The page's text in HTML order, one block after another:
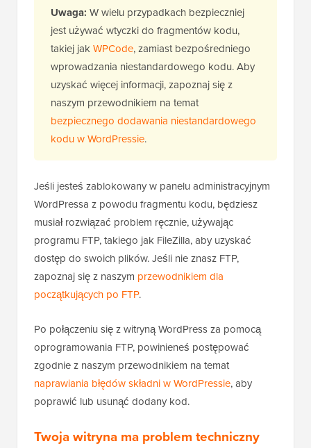
Uwaga: W wielu przypadkach bezpieczniej
jest używać wtyczki do fragmentów kodu,
takiej jakWPCode, zamiast bezpośredniego
wprowadzania niestandardowego kodu. Aby
uzyskać więcej informacji, zapoznaj się z
naszym przewodnikiem na temat
bezpiecznego dodawania niestandardowego
kodu w WordPressie.
Jeśli jesteś zablokowany w panelu administracyjnym
WordPressa z powodu fragmentu kodu, będziesz
musiał rozwiązać problem ręcznie, używając
programu FTP, takiego jak FileZilla, aby uzyskać
dostęp do swoich plików. Jeśli nie znasz FTP,
zapoznaj się z naszym przewodnikiem dla
początkujących po FTP.
Po połączeniu się z witryną WordPress za pomocą
oprogramowania FTP, powinieneś postępować
zgodnie z naszym przewodnikiem na temat
naprawiania błędów składni w WordPressie, aby
poprawić lub usunąć dodany kod.
Twoja witryna ma problem techniczny